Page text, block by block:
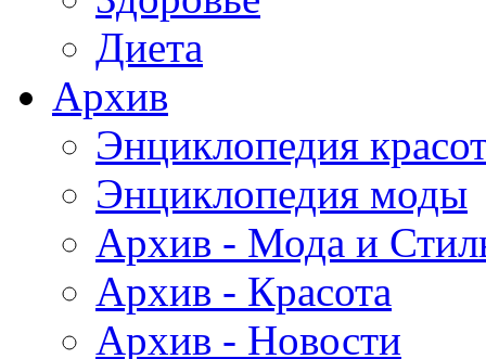
Диета
Архив
Энциклопедия
Энциклопедия моды
Архив - Мода и
Архив - Красота
Архив - Новости